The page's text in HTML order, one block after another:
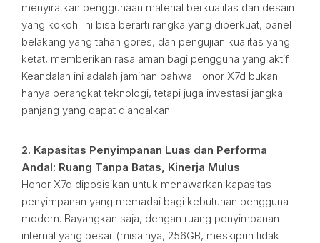
menyiratkan penggunaan material berkualitas dan desain
yang kokoh. Ini bisa berarti rangka yang diperkuat, panel
belakang yang tahan gores, dan pengujian kualitas yang
ketat, memberikan rasa aman bagi pengguna yang aktif.
Keandalan ini adalah jaminan bahwa Honor X7d bukan
hanya perangkat teknologi, tetapi juga investasi jangka
panjang yang dapat diandalkan.
2. Kapasitas Penyimpanan Luas dan Performa
Andal: Ruang Tanpa Batas, Kinerja Mulus
Honor X7d diposisikan untuk menawarkan kapasitas
penyimpanan yang memadai bagi kebutuhan pengguna
modern. Bayangkan saja, dengan ruang penyimpanan
internal yang besar (misalnya, 256GB, meskipun tidak